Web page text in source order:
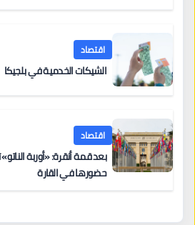
اقتصاد
الشيكات الخدمية في بلجيكا
اقتصاد
بعد قمة أنقرة: «أوربة
حضورها في القارة